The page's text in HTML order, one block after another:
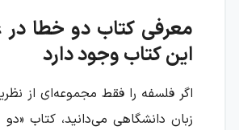
معرفی کتاب دو خطا در
این کتاب وجود دارد
اگر فلسفه را فقط مجموعه‌ای از
زبان دانشگاهی می‌دانید، کتاب